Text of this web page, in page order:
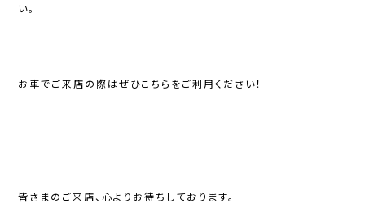
い。
お車でご来店の際はぜひこちらをご利用ください！
皆さまのご来店、心よりお待ちしております。